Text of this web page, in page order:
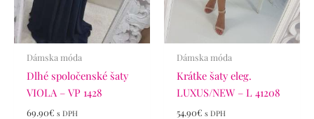
Dámska móda
Dlhé spoločenské šaty
VIOLA – VP 1428
69.90€ s DPH
Dámska móda
Krátke šaty eleg.
LUXUS/NEW – L 41208
54.90€ s DPH